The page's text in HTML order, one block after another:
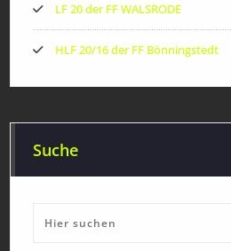
LF 20 der FF WALSRODE
HLF 20/16 der FF Bönningstedt
Suche